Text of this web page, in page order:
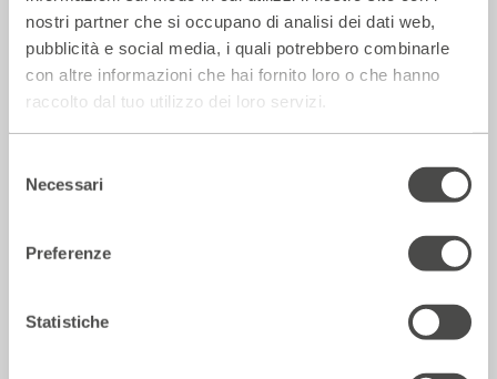
nostri partner che si occupano di analisi dei dati web,
pubblicità e social media, i quali potrebbero combinarle
con altre informazioni che hai fornito loro o che hanno
raccolto dal tuo utilizzo dei loro servizi.
delNecessari
Preferenze
Statistiche
La Repubblica – In scena gli eroi di
strada secondo Raffaele Viviani
14 Luglio 2026
Rassegna Stampa